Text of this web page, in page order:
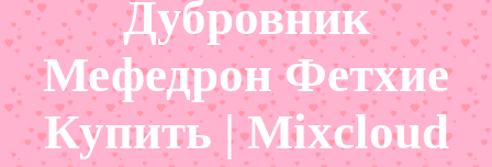
Дубровник
Мефедрон Фетхие
Купить | Mixcloud